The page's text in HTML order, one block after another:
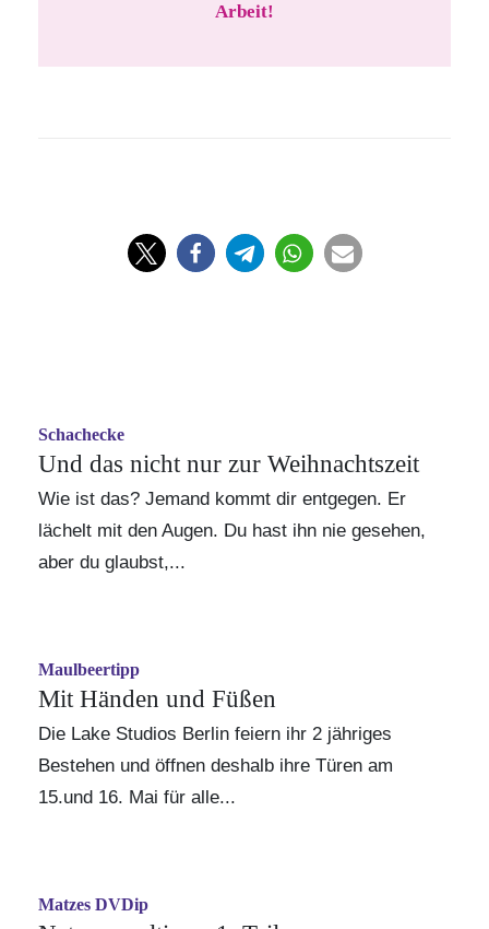
Arbeit!
Schachecke
Und das nicht nur zur Weihnachtszeit
Wie ist das? Jemand kommt dir entgegen. Er
lächelt mit den Augen. Du hast ihn nie gesehen,
aber du glaubst,...
Maulbeertipp
Mit Händen und Füßen
Die Lake Studios Berlin feiern ihr 2 jähriges
Bestehen und öffnen deshalb ihre Türen am
15.und 16. Mai für alle...
Matzes DVDip